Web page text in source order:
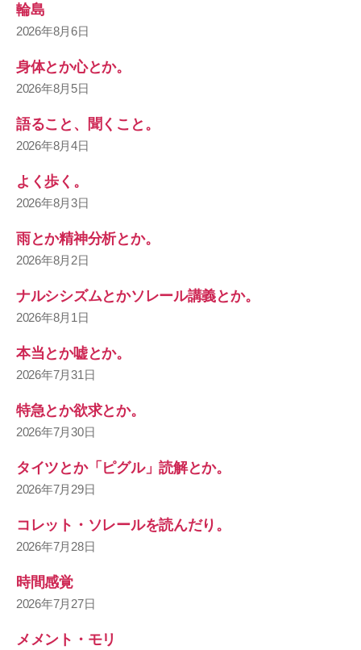
輪島
2026年8月6日
身体とか心とか。
2026年8月5日
語ること、聞くこと。
2026年8月4日
よく歩く。
2026年8月3日
雨とか精神分析とか。
2026年8月2日
ナルシシズムとかソレール講義とか。
2026年8月1日
本当とか嘘とか。
2026年7月31日
特急とか欲求とか。
2026年7月30日
タイツとか「ピグル」読解とか。
2026年7月29日
コレット・ソレールを読んだり。
2026年7月28日
時間感覚
2026年7月27日
メメント・モリ